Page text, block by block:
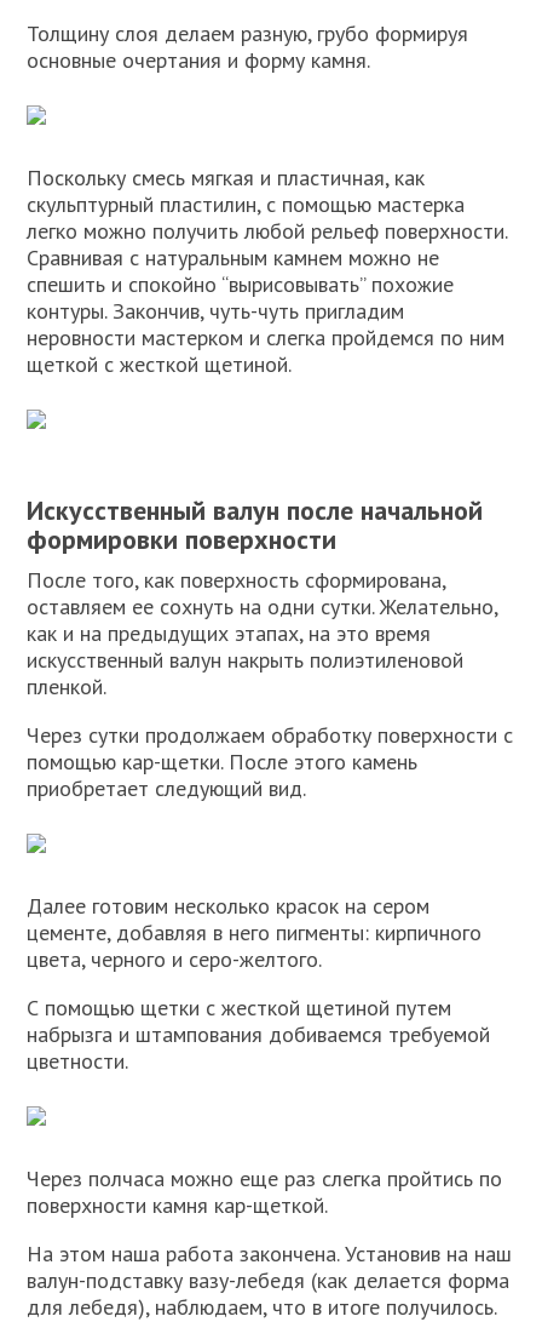
Толщину слоя делаем разную, грубо формируя
основные очертания и форму камня.
Поскольку смесь мягкая и пластичная, как
скульптурный пластилин, с помощью мастерка
легко можно получить любой рельеф поверхности.
Сравнивая с натуральным камнем можно не
спешить и спокойно “вырисовывать” похожие
контуры. Закончив, чуть-чуть пригладим
неровности мастерком и слегка пройдемся по ним
щеткой с жесткой щетиной.
Искусственный валун после начальной
формировки поверхности
После того, как поверхность сформирована,
оставляем ее сохнуть на одни сутки. Желательно,
как и на предыдущих этапах, на это время
искусственный валун накрыть полиэтиленовой
пленкой.
Через сутки продолжаем обработку поверхности с
помощью кар-щетки. После этого камень
приобретает следующий вид.
Далее готовим несколько красок на сером
цементе, добавляя в него пигменты: кирпичного
цвета, черного и серо-желтого.
С помощью щетки с жесткой щетиной путем
набрызга и штампования добиваемся требуемой
цветности.
Через полчаса можно еще раз слегка пройтись по
поверхности камня кар-щеткой.
На этом наша работа закончена. Установив на наш
валун-подставку вазу-лебедя (как делается форма
для лебедя), наблюдаем, что в итоге получилось.